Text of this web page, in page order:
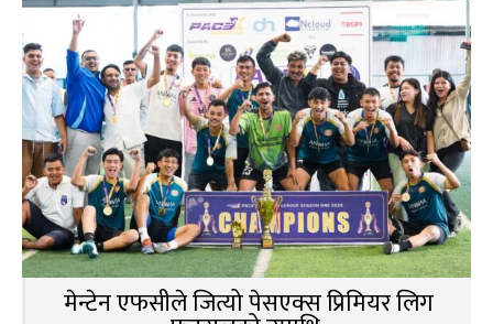
मेन्टेन एफसीले जित्यो पेसएक्स प्रिमियर लिग